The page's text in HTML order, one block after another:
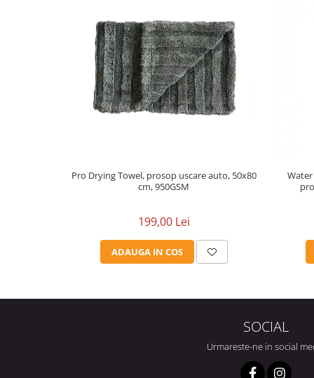
Pro Drying Towel, prosop uscare auto, 50x80
cm, 950GSM
199,00 Lei
ADAUGA IN COS
SOCIAL
Urmareste-ne in social